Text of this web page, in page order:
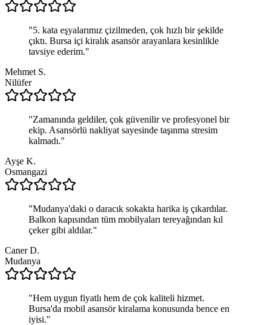
"5. kata eşyalarımız çizilmeden, çok hızlı bir şekilde
çıktı. Bursa içi kiralık asansör arayanlara kesinlikle
tavsiye ederim."
Mehmet S.
Nilüfer
"Zamanında geldiler, çok güvenilir ve profesyonel bir
ekip. Asansörlü nakliyat sayesinde taşınma stresim
kalmadı."
Ayşe K.
Osmangazi
"Mudanya'daki o daracık sokakta harika iş çıkardılar.
Balkon kapısından tüm mobilyaları tereyağından kıl
çeker gibi aldılar."
Caner D.
Mudanya
"Hem uygun fiyatlı hem de çok kaliteli hizmet.
Bursa'da mobil asansör kiralama konusunda bence en
iyisi."